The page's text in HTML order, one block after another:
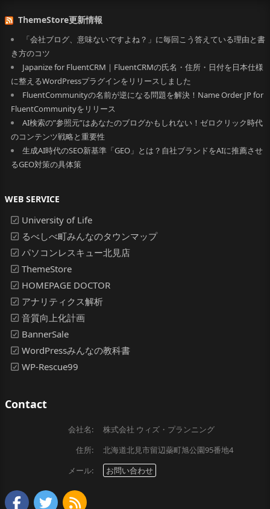
ThemeStore更新情報
「会社ブログ、意味ないですよね？」に毎回こう答えている理由と書
き方のコツ
Japanize for FluentCRM｜FluentCRMの氏名・住所・日付を日本仕様
に整えるWordPressプラグインをリリースしました
FluentCommunityの名前が逆になる問題を解決！Name Order JP for
FluentCommunityをリリース
AI検索の”参照元”はあなたのブログかもしれない！ゼロクリック時代
のコンテンツ戦略と重要性
生成AI時代のSEO新基準「GEO」とは？自社ブランドをAIに推薦させ
るGEO対策の具体策
WEB SERVICE
University of Life
るべしべ町みんなのタウンマップ
パソコンレスキュー北見店
ThemeStore
HOMEPAGE DOCTOR
アナリティクス解析
音質向上化計画
BannerSale
WordPressみんなの教科書
WP-Rescue99
Contact
会社名:
株式会社 ウィズ・プランニング
住所:
北海道北見市留辺蘂町旭公園95番地4
メール:
お問い合わせ